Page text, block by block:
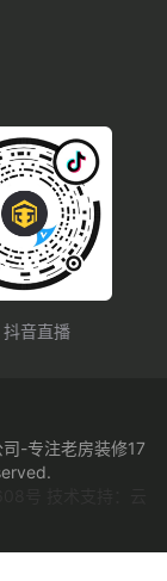
抖音直播
-专注老房装修17